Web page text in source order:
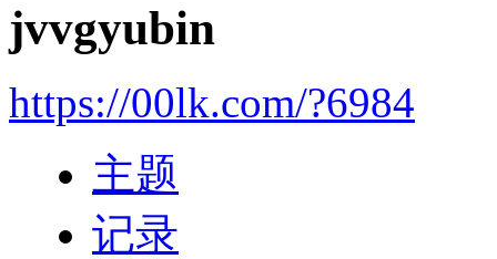
jvvgyubin
https://00lk.com/?6984
主题
记录